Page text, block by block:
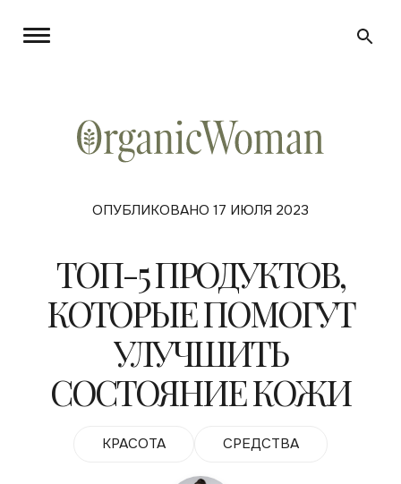
ОПУБЛИКОВАНО 17 ИЮЛЯ 2023
ТОП-5 ПРОДУКТОВ,
КОТОРЫЕ ПОМОГУТ
УЛУЧШИТЬ
СОСТОЯНИЕ КОЖИ
КРАСОТА СРЕДСТВА